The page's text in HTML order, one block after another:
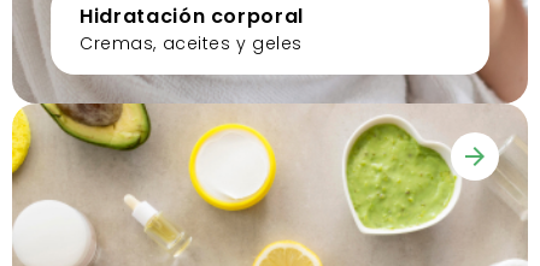
Hidratación corporal
Cremas, aceites y geles